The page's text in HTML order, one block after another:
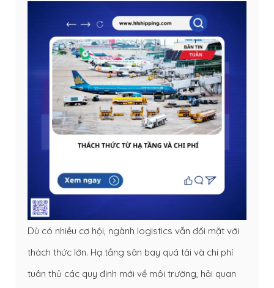
Dù có nhiều cơ hội, ngành logistics vẫn đối mặt với
thách thức lớn. Hạ tầng sân bay quá tải và chi phí
tuân thủ các quy định mới về môi trường, hải quan